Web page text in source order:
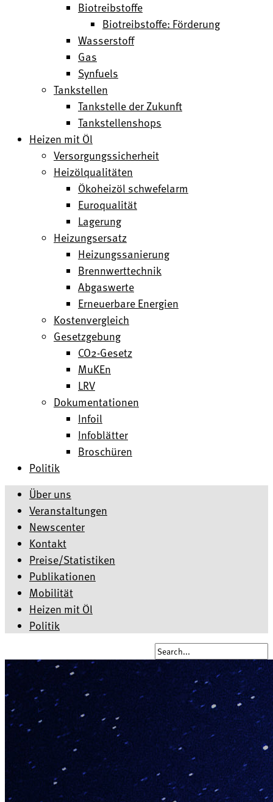
Biotreibstoffe
Biotreibstoffe: Förderung
Wasserstoff
Gas
Synfuels
Tankstellen
Tankstelle der Zukunft
Tankstellenshops
Heizen mit Öl
Versorgungssicherheit
Heizölqualitäten
Ökoheizöl schwefelarm
Euroqualität
Lagerung
Heizungsersatz
Heizungssanierung
Brennwerttechnik
Abgaswerte
Erneuerbare Energien
Kostenvergleich
Gesetzgebung
CO2-Gesetz
MuKEn
LRV
Dokumentationen
Infoil
Infoblätter
Broschüren
Politik
Über uns
Veranstaltungen
Newscenter
Kontakt
Preise/Statistiken
Publikationen
Mobilität
Heizen mit Öl
Politik